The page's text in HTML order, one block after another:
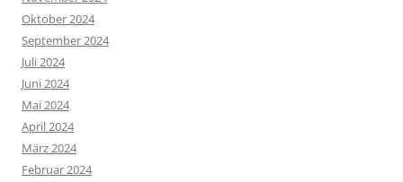
Oktober 2024
September 2024
Juli 2024
Juni 2024
Mai 2024
April 2024
März 2024
Februar 2024